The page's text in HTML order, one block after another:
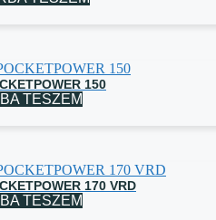
150
TESZEM
170 VRD
TESZEM